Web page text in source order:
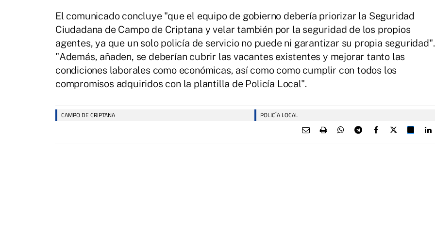
El comunicado concluye "que el equipo de gobierno debería priorizar la Seguridad
Ciudadana de Campo de Criptana y velar también por la seguridad de los propios
agentes, ya que un solo policía de servicio no puede ni garantizar su propia seguridad".
"Además, añaden, se deberían cubrir las vacantes existentes y mejorar tanto las
condiciones laborales como económicas, así como como cumplir con todos los
compromisos adquiridos con la plantilla de Policía Local".
CAMPO DE CRIPTANA POLICÍA LOCAL